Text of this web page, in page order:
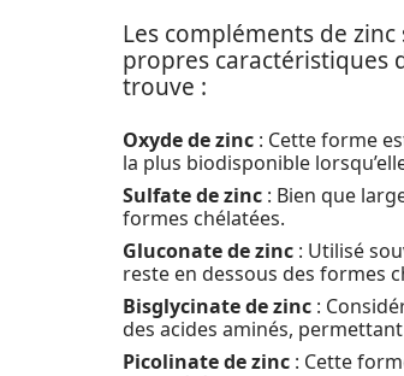
Les compléments de
propres caractéristiques
trouve :
Oxyde de zinc : Cette forme
la plus biodisponible
Sulfate de zinc : Bien que
formes chélatées.
Gluconate de zinc : Utilisé
reste en dessous des formes
Bisglycinate de zinc :
des acides aminés,
Picolinate de zinc : Cette